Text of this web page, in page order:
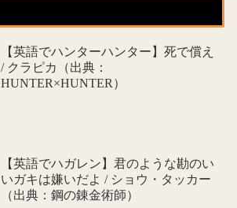
【英語でハンターハンター】死で償え
/ クラピカ（出典：
HUNTER×HUNTER）
【英語でハガレン】君のような勘のい
いガキは嫌いだよ / ショウ・タッカー
（出典：鋼の錬金術師）